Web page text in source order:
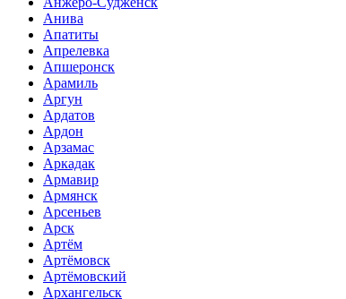
Анива
Апатиты
Апрелевка
Апшеронск
Арамиль
Аргун
Ардатов
Ардон
Арзамас
Аркадак
Армавир
Армянск
Арсеньев
Арск
Артём
Артёмовск
Артёмовский
Архангельск